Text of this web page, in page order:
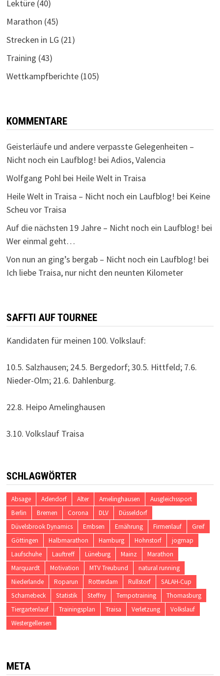
Lektüre(40)
Marathon (45)
Strecken in LG (21)
Training (43)
Wettkampfberichte(105)
KOMMENTARE
Geisterläufe und andere verpasste Gelegenheiten –
Nicht noch ein Laufblog! bei Adios, Valencia
Wolfgang Pohlbei Heile Welt in Traisa
Heile Welt in Traisa – Nicht noch ein Laufblog! bei Keine
Scheu vor Traisa
Auf die nächsten 19 Jahre – Nicht noch ein Laufblog! bei
Wer einmal geht…
Von nun an ging’s bergab – Nicht noch ein Laufblog! bei
Ich liebe Traisa, nur nicht den neunten Kilometer
SAFFTI AUF TOURNEE
Kandidaten für meinen 100. Volkslauf:
10.5. Salzhausen; 24.5. Bergedorf; 30.5. Hittfeld; 7.6.
Nieder-Olm; 21.6. Dahlenburg.
22.8. Heipo Amelinghausen
3.10. Volkslauf Traisa
SCHLAGWÖRTER
Absage Adendorf Alter Amelinghausen
Ausgleichssport
Berlin
Bremen Corona DLV
Düsseldorf
Düvelsbrook Dynamics
Embsen Ernährung Firmenlauf
Greif
Göttingen
Halbmarathon Hamburg Hohnstorf
jogmap
Laufschuhe
Lauftreff Lüneburg Mainz
Marathon
Marquardt
Motivation MTV Treubund
natural running
Niederlande
Roparun Rotterdam Rullstorf
SALAH-Cup
Scharnebeck
Statistik Steffny Tempotraining
Thomasburg
Tiergartenlauf
Trainingsplan Traisa Verletzung
Volkslauf
Westergellersen
META